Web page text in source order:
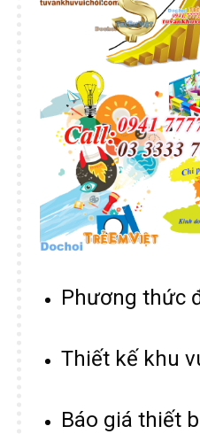
Phương thức
Thiết kế khu
Báo giá thiết